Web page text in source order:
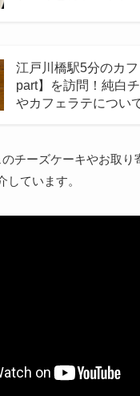
江戸川橋駅5分のカ
part】を訪問！純白
やカフェラテについ
チーズケーキやお取り
しています。